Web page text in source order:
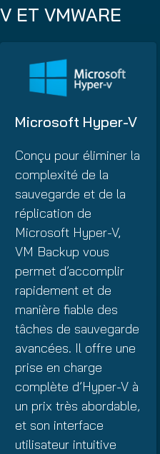
V ET VMWARE
Microsoft Hyper-V
Conçu pour éliminer la
complexité de la
sauvegarde et de la
réplication de
Microsoft Hyper-V,
VM Backup vous
permet d’accomplir
rapidement et de
manière fiable des
tâches de sauvegarde
avancées. Il offre une
prise en charge
complète d’Hyper-V à
un prix très abordable,
et son interface
utilisateur intuitive